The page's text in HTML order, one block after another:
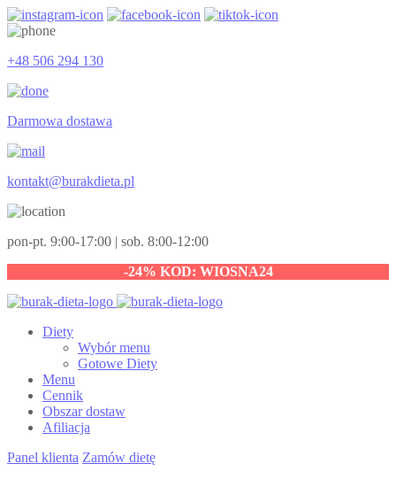
+48 506 294 130
Darmowa dostawa
kontakt@burakdieta.pl
pon-pt. 9:00-17:00 | sob. 8:00-12:00
-24% KOD: WIOSNA24
Diety
Wybór menu
Gotowe Diety
Menu
Cennik
Obszar dostaw
Afiliacja
Panel klienta Zamów dietę